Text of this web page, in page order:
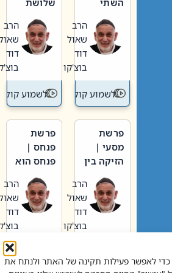
לאפשר פעילות תקינה של האתר ולנתח את
וערב של
חיינו
הרב
שאול
דוד
בוצ'קו
לשמוע קול תורה – מדרש
האבות
הרב
שאול
דוד
בוצ'קו
לשמוע קול
פרשת
מסעי |
הזיקה בין
הגדול לעם הרב
שאול
דוד
בוצ'קו
לשמוע קול תורה – מדרש
פרשת
פנחס |
פנחס הוא
אליהו: בין
קנאות
הורסת
לקנאות
בונה
הרב
שאול
דוד
בוצ'קו
לשמוע קול